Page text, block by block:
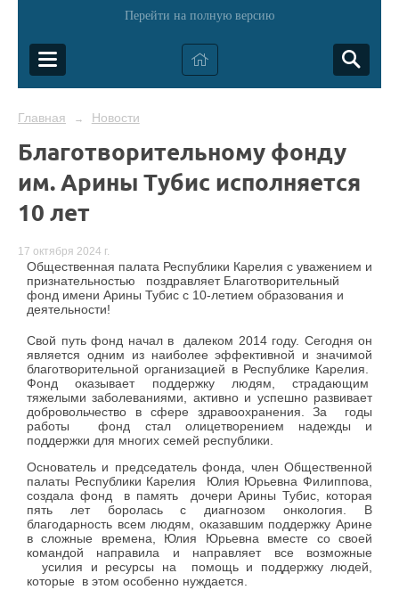
Перейти на полную версию
Главная → Новости
Благотворительному фонду
им. Арины Тубис исполняется
10 лет
17 октября 2024 г.
Общественная палата Республики Карелия с уважением и
признательностью поздравляет Благотворительный
фонд имени Арины Тубис с 10-летием образования и
деятельности!
Свой путь фонд начал в далеком 2014 году. Сегодня он
является одним из наиболее эффективной и значимой
благотворительной организацией в Республике Карелия.
Фонд оказывает поддержку людям, страдающим
тяжелыми заболеваниями, активно и успешно развивает
добровольчество в сфере здравоохранения. За годы
работы фонд стал олицетворением надежды и
поддержки для многих семей республики.
Основатель и председатель фонда, член Общественной
палаты Республики Карелия Юлия Юрьевна Филиппова,
создала фонд в память дочери Арины Тубис, которая
пять лет боролась с диагнозом онкология. В
благодарность всем людям, оказавшим поддержку Арине
в сложные времена, Юлия Юрьевна вместе со своей
командой направила и направляет все возможные
усилия и ресурсы на помощь и поддержку людей,
которые в этом особенно нуждается.